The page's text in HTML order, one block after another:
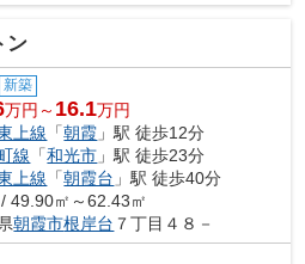
ン
新築
万円～ 16.1万円
上線 「朝霞 」駅 徒歩12分
線 「和光市 」駅 徒歩23分
上線 「朝霞台 」駅 徒歩40分
49.90㎡～62.43㎡
朝霞市根岸台 ７丁目４８－